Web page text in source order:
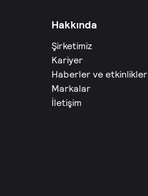
Hakkında
Şirketimiz
Kariyer
Haberler ve etkinlikler
Markalar
İletişim